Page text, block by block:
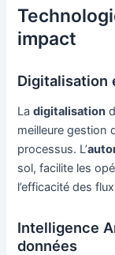
impact
Digitalisation
Ladigitalisation
meilleure gestion
processus. L’
sol, facilite les
l’efficacité des
Intelligence
données